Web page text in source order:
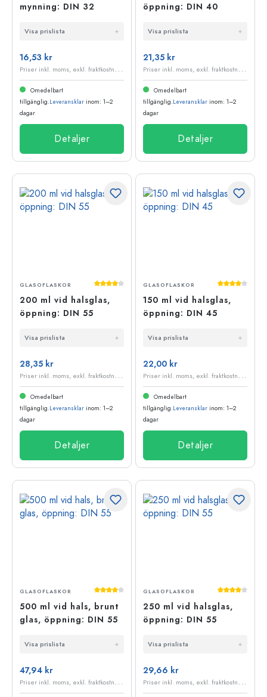
mynning: DIN 32
Visa prislista
16,53 kr
P
riser inkl. moms, exkl. fraktkostnader
Omedelbart
tillgänglig.Leveransklar inom: 1–2
dagar
Detaljer
öppning: DIN 40
Visa prislista
21,35 kr
P
riser inkl. moms, exkl. fraktkostnader
Omedelbart
tillgänglig.Leveransklar inom: 1–2
dagar
Detaljer
Genomsnittligt betyg på 4 av 5 stjärnor
GLASOFLASKOR
200 ml vid halsglas,
öppning: DIN 55
Visa prislista
28,35 kr
P
riser inkl. moms, exkl. fraktkostnader
Omedelbart
tillgänglig.Leveransklar inom: 1–2
dagar
Detaljer
GLASOFLASKOR
150 ml vid halsglas,
öppning: DIN 45
Visa prislista
22,00 kr
P
riser inkl. moms, exkl. fraktkostnader
Omedelbart
tillgänglig.Leveransklar inom: 1–2
dagar
Detaljer
Genomsnittligt betyg på 4 av 5 stjärnor
GLASOFLASKOR
500 ml vid hals, brunt
glas, öppning: DIN 55
Visa prislista
47,94 kr
P
riser inkl. moms, exkl. fraktkostnader
GLASOFLASKOR
250 ml vid halsglas,
öppning: DIN 55
Visa prislista
29,66 kr
P
riser inkl. moms, exkl. fraktkostnader